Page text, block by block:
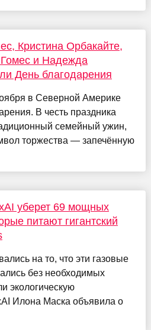
Кристина Орбакайте,
и Надежда
День благодарения
в Северной Америке
В честь праздника
семейный ужин,
торжества — запечённую
уберет 69 мощных
питают гигантский
на то, что эти газовые
без необходимых
экологическую
Илона Маска объявила о